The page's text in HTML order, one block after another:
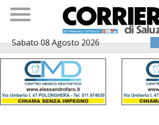
Sabato 08 Agosto 2026